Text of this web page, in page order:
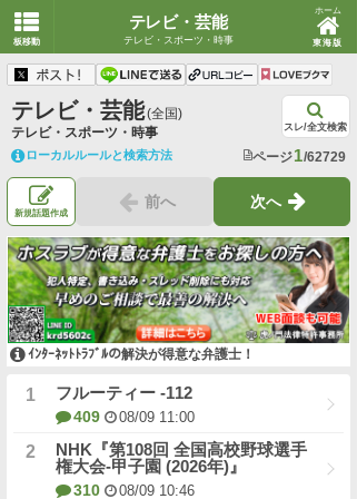
板移動
テレビ・芸能
テレビ・スポーツ・時事
ホーム
東海版
テレビ・芸能(全国)
テレビ・スポーツ・時事
スレ/全文検索
ローカルルールと検索方法 ページ 1/62729
新規話題作成
前へ 次へ
ｲﾝﾀｰﾈｯﾄﾄﾗﾌﾞﾙの解決が得意な弁護士！
フルーティー -112
409 08/09 11:00
NHK『第108回 全国高校野球選手
権大会-甲子園 (2026年)』
310 08/09 10:46